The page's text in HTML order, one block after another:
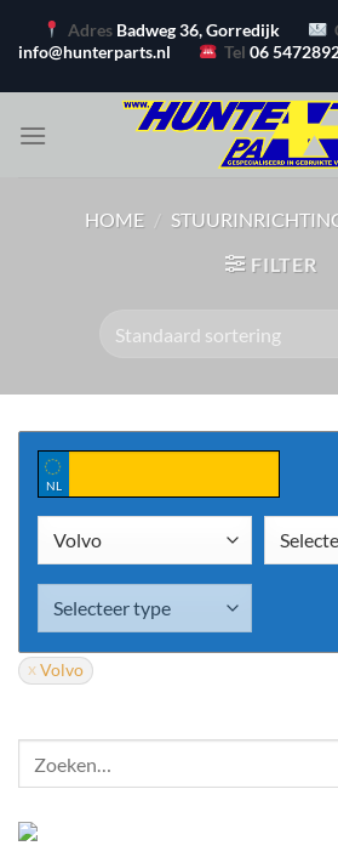
naar
Adres Badweg 36, Gorredijk
info@hunterparts.nl
Tel06
HOME /
FILTER
NL
Volvo